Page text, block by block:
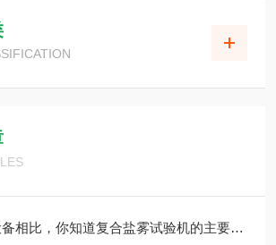
比，你知道复合盐雾试验机的主要优点吗？